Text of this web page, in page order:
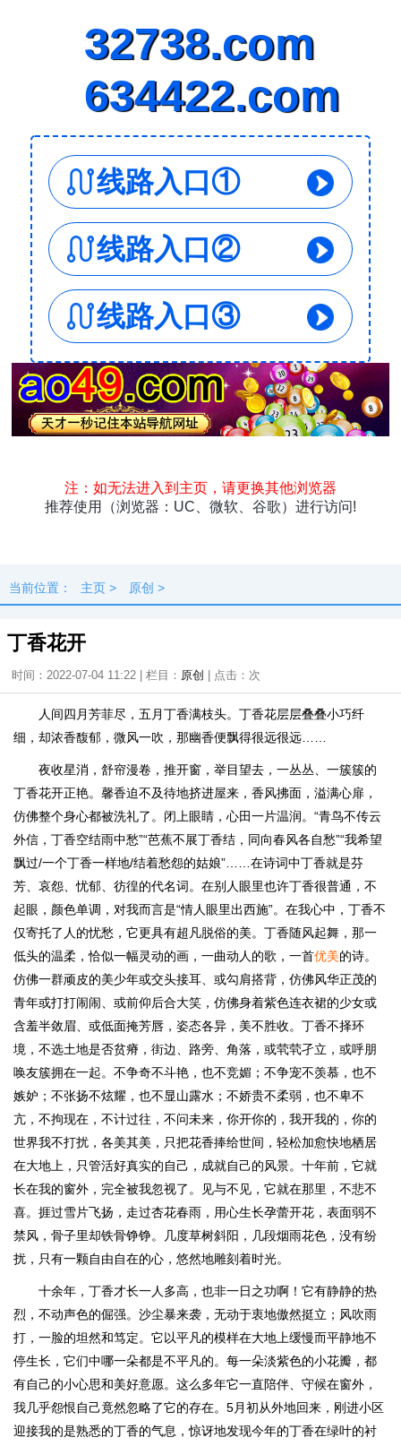
最新
快料 独闻 本地
当前位置： 主页 > 原创 >
丁香花开
时间：2022-07-04 11:22 | 栏目： 原创 | 点击： 次
人间四月芳菲尽，五月丁香满枝头。丁香花层层叠叠小巧纤
细，却浓香馥郁，微风一吹，那幽香便飘得很远很远……
夜收星消，舒帘漫卷，推开窗，举目望去，一丛丛、一簇簇的
丁香花开正艳。馨香迫不及待地挤进屋来，香风拂面，溢满心扉，
仿佛整个身心都被洗礼了。闭上眼睛，心田一片温润。“青鸟不传云
外信，丁香空结雨中愁”“芭蕉不展丁香结，同向春风各自愁”“我希望
飘过/一个丁香一样地/结着愁怨的姑娘”……在诗词中丁香就是芬
芳、哀怨、忧郁、彷徨的代名词。在别人眼里也许丁香很普通，不
起眼，颜色单调，对我而言是“情人眼里出西施”。在我心中，丁香不
仅寄托了人的忧愁，它更具有超凡脱俗的美。丁香随风起舞，那一
低头的温柔，恰似一幅灵动的画，一曲动人的歌，一首优美的诗。
仿佛一群顽皮的美少年或交头接耳、或勾肩搭背，仿佛风华正茂的
青年或打打闹闹、或前仰后合大笑，仿佛身着紫色连衣裙的少女或
含羞半敛眉、或低面掩芳唇，姿态各异，美不胜收。丁香不择环
境，不选土地是否贫瘠，街边、路旁、角落，或茕茕孑立，或呼朋
唤友簇拥在一起。不争奇不斗艳，也不竞媚；不争宠不羡慕，也不
嫉妒；不张扬不炫耀，也不显山露水；不娇贵不柔弱，也不卑不
亢，不拘现在，不计过往，不问未来，你开你的，我开我的，你的
世界我不打扰，各美其美，只把花香捧给世间，轻松加愈快地栖居
在大地上，只管活好真实的自己，成就自己的风景。十年前，它就
长在我的窗外，完全被我忽视了。见与不见，它就在那里，不悲不
喜。捱过雪片飞扬，走过杏花春雨，用心生长孕蕾开花，表面弱不
禁风，骨子里却铁骨铮铮。几度草树斜阳，几段烟雨花色，没有纷
扰，只有一颗自由自在的心，悠然地雕刻着时光。
十余年，丁香才长一人多高，也非一日之功啊！它有静静的热
烈，不动声色的倔强。沙尘暴来袭，无动于衷地傲然挺立；风吹雨
打，一脸的坦然和笃定。它以平凡的模样在大地上缓慢而平静地不
停生长，它们中哪一朵都是不平凡的。每一朵淡紫色的小花瓣，都
有自己的小心思和美好意愿。这么多年它一直陪伴、守候在窗外，
我几乎怨恨自己竟然忽略了它的存在。5月初从外地回来，刚进小区
迎接我的是熟悉的丁香的气息，惊讶地发现今年的丁香在绿叶的衬